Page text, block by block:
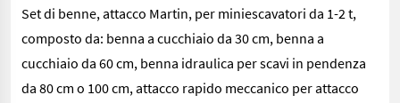
Set di benne, attacco Martin, per miniescavatori da 1-2 t,
composto da: benna a cucchiaio da 30 cm, benna a
cucchiaio da 60 cm, benna idraulica per scavi in pendenza
da 80 cm o 100 cm, attacco rapido meccanico per attacco